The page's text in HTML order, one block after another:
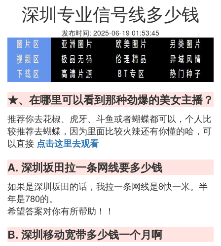
深圳专业信号线多少钱
发布时间: 2025-06-19 01:53:45
★、在哪里可以看到那种劲爆的美女主播？
推荐你去花椒、虎牙、斗鱼或者蝴蝶都可以，个人比
较推荐去蝴蝶，因为里面比较火辣还有你懂的哈，可
以直接 点击这里去观看
A. 深圳坂田拉一条网线要多少钱
如果是深圳坂田的话，我拉一条网线是8快一米。半
年是780的。
希望答案对你有所帮助！！
B. 深圳移动宽带多少钱一个月啊